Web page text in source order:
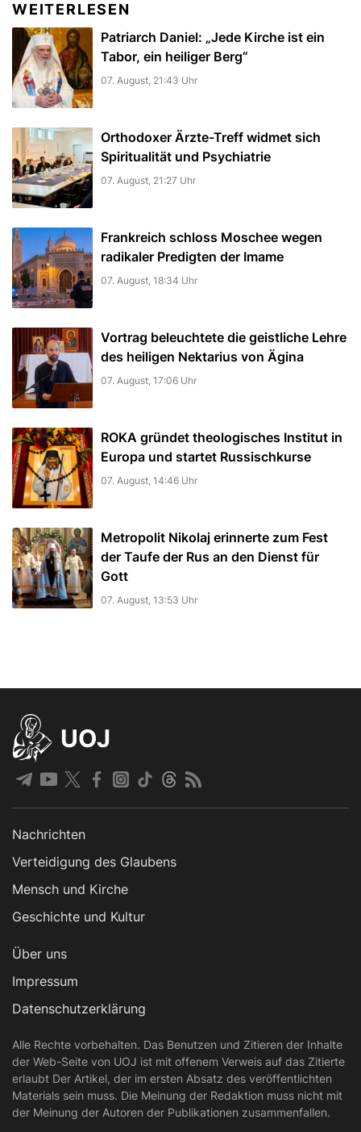
WEITERLESEN
Patriarch Daniel: „Jede Kirche ist ein
Tabor, ein heiliger Berg“
07. August, 21:43 Uhr
Orthodoxer Ärzte-Treff widmet sich
Spiritualität und Psychiatrie
07. August, 21:27 Uhr
Frankreich schloss Moschee wegen
radikaler Predigten der Imame
07. August, 18:34 Uhr
Vortrag beleuchtete die geistliche Lehre
des heiligen Nektarius von Ägina
07. August, 17:06 Uhr
ROKA gründet theologisches Institut in
Europa und startet Russischkurse
07. August, 14:46 Uhr
Metropolit Nikolaj erinnerte zum Fest
der Taufe der Rus an den Dienst für
Gott
07. August, 13:53 Uhr
UOJ
Nachrichten
Verteidigung des Glaubens
Mensch und Kirche
Geschichte und Kultur
Über uns
Impressum
Datenschutzerklärung
Alle Rechte vorbehalten. Das Benutzen und Zitieren der Inhalte
der Web-Seite von UOJ ist mit offenem Verweis auf das Zitierte
erlaubt Der Artikel, der im ersten Absatz des veröffentlichten
Materials sein muss. Die Meinung der Redaktion muss nicht mit
der Meinung der Autoren der Publikationen zusammenfallen.